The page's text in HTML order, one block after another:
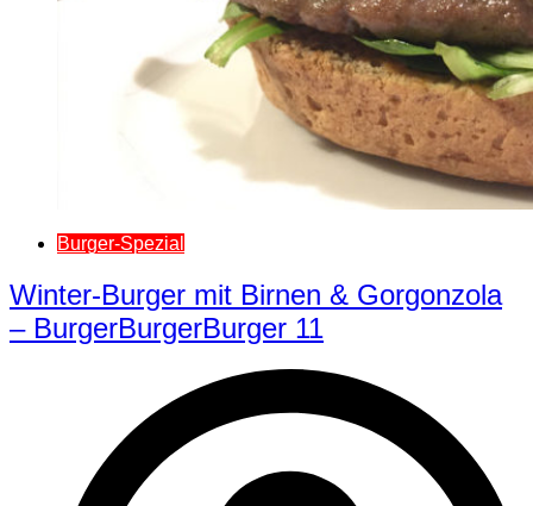
Burger-Spezial
Winter-Burger mit Birnen & Gorgonzola
– BurgerBurgerBurger 11